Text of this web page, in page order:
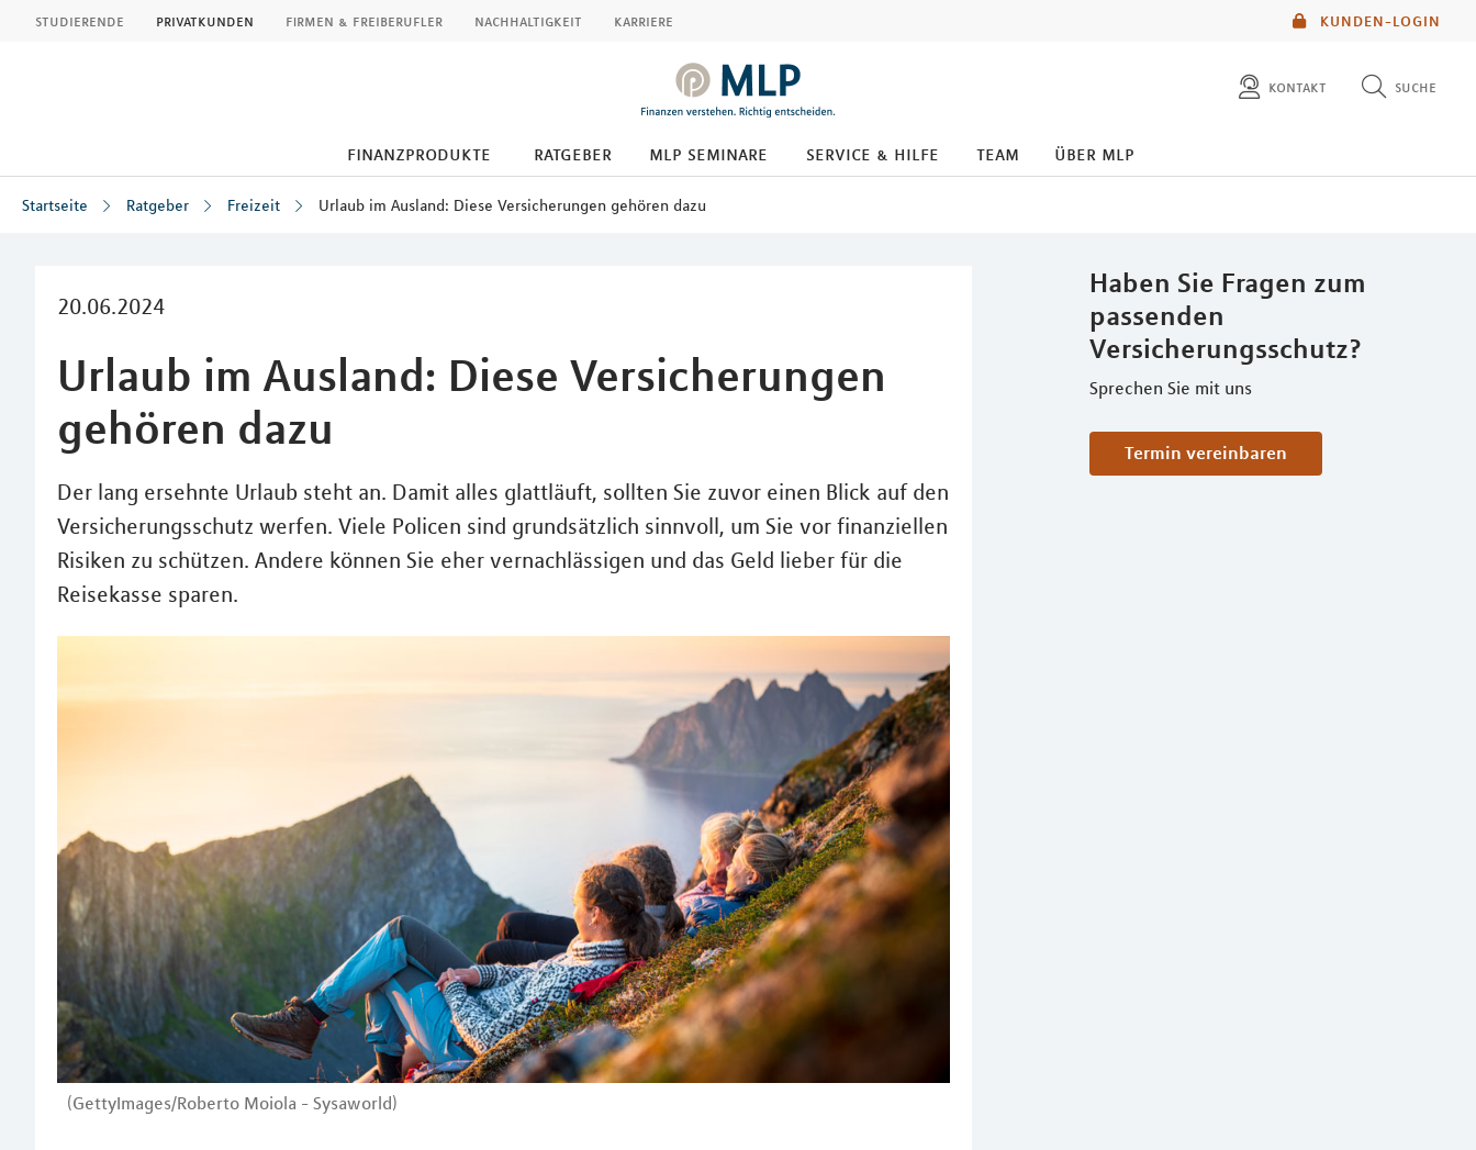
KUNDEN-LOGIN
studierende privatkunden firmen & freiberufler nachhaltigkeit karriere
kontakt suche
finanzprodukte ratgeber mlp seminare service & hilfe team über mlp
Startseite Ratgeber Freizeit Urlaub im Ausland: Diese Versicherungen gehören dazu
20.06.2024
Urlaub im Ausland: Diese Versicherungen
gehören dazu
Der lang ersehnte Urlaub steht an. Damit alles glattläuft, sollten Sie zuvor einen Blick auf den
Versicherungsschutz werfen. Viele Policen sind grundsätzlich sinnvoll, um Sie vor finanziellen
Risiken zu schützen. Andere können Sie eher vernachlässigen und das Geld lieber für die
Reisekasse sparen.
(GettyImages/Roberto Moiola - Sysaworld)
Haben Sie Fragen zum
passenden
Versicherungsschutz?
Sprechen Sie mit uns
Termin vereinbaren